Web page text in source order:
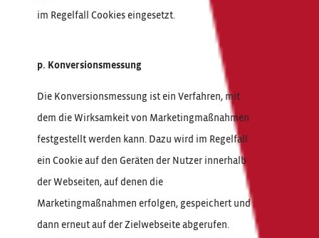
im Regelfall Cookies eingesetzt.
p. Konversionsmessung
Die Konversionsmessung ist ein Verfahren, mit
dem die Wirksamkeit von Marketingmaßnahmen
festgestellt werden kann. Dazu wird im Regelfall
ein Cookie auf den Geräten der Nutzer innerhalb
der Webseiten, auf denen die
Marketingmaßnahmen erfolgen, gespeichert und
dann erneut auf der Zielwebseite abgerufen.